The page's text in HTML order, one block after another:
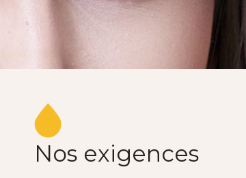
Nos exigences